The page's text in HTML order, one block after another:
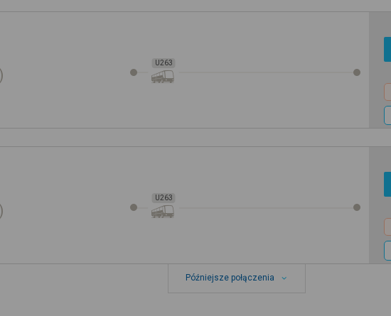
U263
U263
Późniejsze połączenia